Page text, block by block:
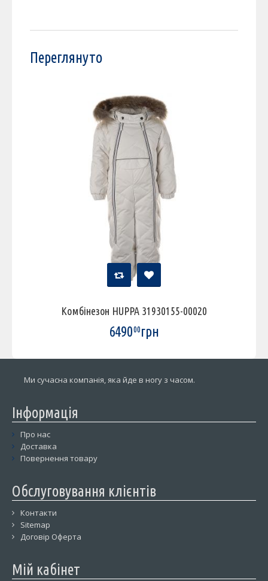
Переглянуто
Комбінезон HUPPA 31930155-00020
649000грн
Ми сучасна компанія, яка йде в ногу з часом.
Інформація
Про нас
Доставка
Повернення товару
Обслуговування клієнтів
Контакти
Sitemap
Договір Оферта
Мій кабінет